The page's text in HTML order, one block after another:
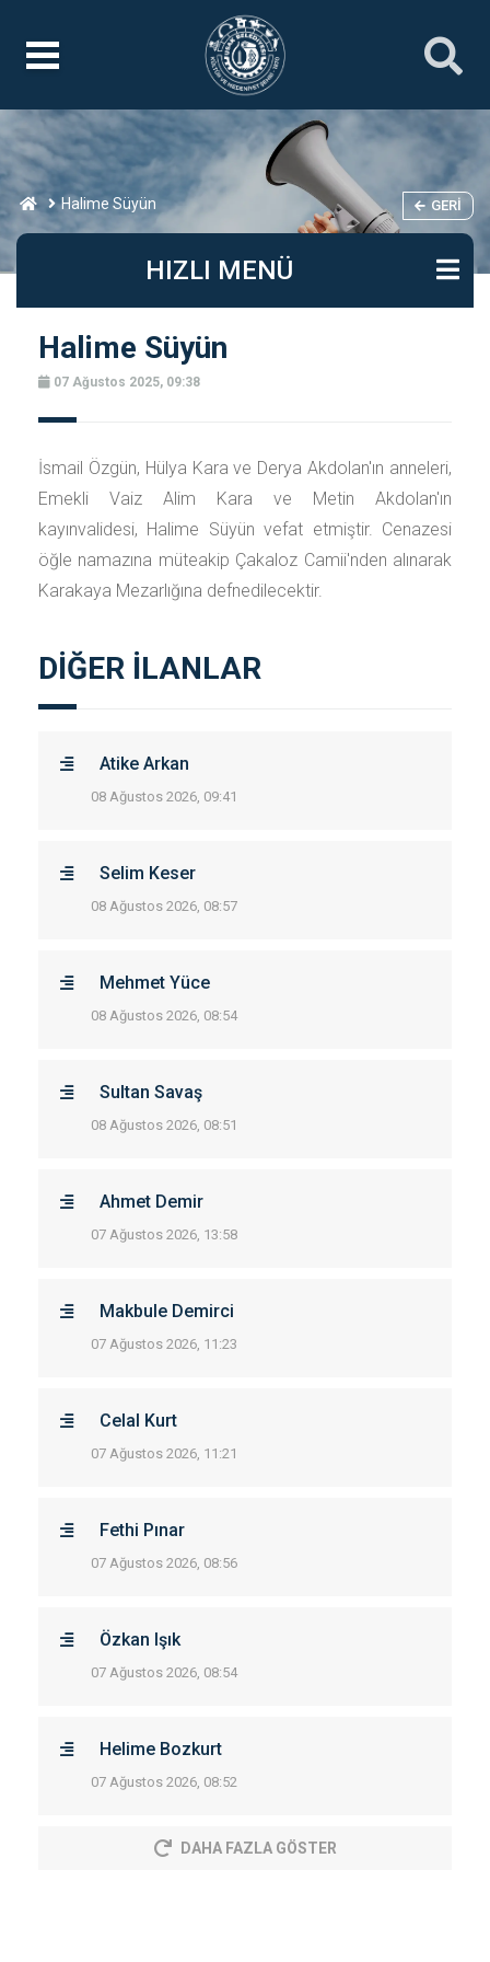
Halime Süyün GERI
HIZLI MENÜ
Halime Süyün
07 Ağustos 2025, 09:38
İsmail Özgün, Hülya Kara ve Derya Akdolan'ın anneleri,
Emekli Vaiz Alim Kara ve Metin Akdolan'ın
kayınvalidesi, Halime Süyün vefat etmiştir. Cenazesi
öğle namazına müteakip Çakaloz Camii'nden alınarak
Karakaya Mezarlığına defnedilecektir.
DİĞER İLANLAR
Atike Arkan
08 Ağustos 2026, 09:41
Selim Keser
08 Ağustos 2026, 08:57
Mehmet Yüce
08 Ağustos 2026, 08:54
Sultan Savaş
08 Ağustos 2026, 08:51
Ahmet Demir
07 Ağustos 2026, 13:58
Makbule Demirci
07 Ağustos 2026, 11:23
Celal Kurt
07 Ağustos 2026, 11:21
Fethi Pınar
07 Ağustos 2026, 08:56
Özkan Işık
07 Ağustos 2026, 08:54
Helime Bozkurt
07 Ağustos 2026, 08:52
DAHA FAZLA GÖSTER